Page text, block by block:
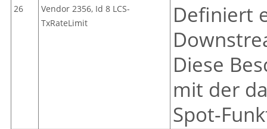
26
Vendor 2356, Id 8 LCS-
TxRateLimit
Definiert
Diese
mit der
Spot-